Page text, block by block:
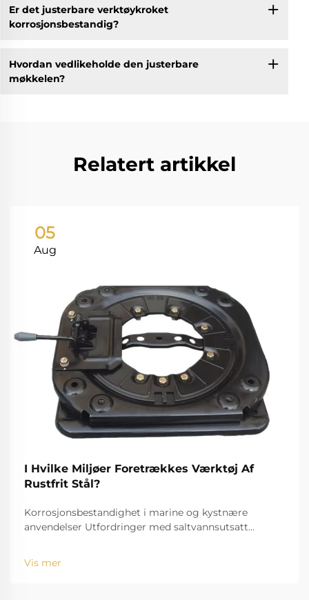
Er det justerbare verktøykroket
korrosjonsbestandig?
Hvordan vedlikeholde den justerbare
møkkelen?
Relatert artikkel
05
Aug
I Hvilke Miljøer Foretrækkes Værktøj Af
Rustfrit Stål?
Korrosjonsbestandighet i marine og kystnære
anvendelser Utfordringer med saltvannsutsatt
eksempel, er velkjent for å bide seg inn og rive ned
standardinstrumenter. Den høye saltholdigheten
Vis mer